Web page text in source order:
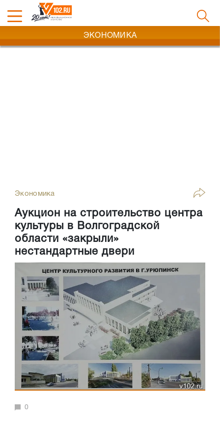
ЭКОНОМИКА
Экономика
Аукцион на строительство центра
культуры в Волгоградской
области «закрыли»
нестандартные двери
0